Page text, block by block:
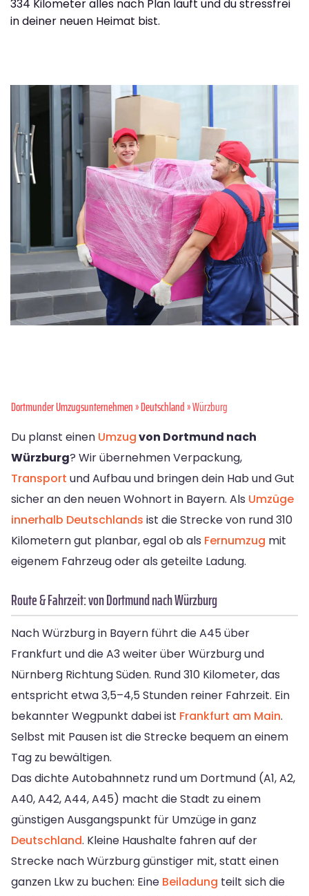
334 Kilometer alles nach Plan läuft und du stressfrei
in deiner neuen Heimat bist.
Dortmunder Umzugsunternehmen»Deutschland» Würzburg
Du planst einen Umzugvon Dortmund nach
Würzburg? Wir übernehmen Verpackung,
Transport und Aufbau und bringen dein Hab und Gut
sicher an den neuen Wohnort in Bayern. Als Umzüge
innerhalb Deutschlands ist die Strecke von rund 310
Kilometern gut planbar, egal ob als Fernumzug mit
eigenem Fahrzeug oder als geteilte Ladung.
Route & Fahrzeit: von Dortmund nach Würzburg
Nach Würzburg in Bayern führt die A45 über
Frankfurt und die A3 weiter über Würzburg und
Nürnberg Richtung Süden. Rund 310 Kilometer, das
entspricht etwa 3,5–4,5 Stunden reiner Fahrzeit. Ein
bekannter Wegpunkt dabei ist Frankfurt am Main.
Selbst mit Pausen ist die Strecke bequem an einem
Tag zu bewältigen.
Das dichte Autobahnnetz rund um Dortmund (A1, A2,
A40, A42, A44, A45) macht die Stadt zu einem
günstigen Ausgangspunkt für Umzüge in ganz
Deutschland. Kleine Haushalte fahren auf der
Strecke nach Würzburg günstiger mit, statt einen
ganzen Lkw zu buchen: Eine Beiladung teilt sich die